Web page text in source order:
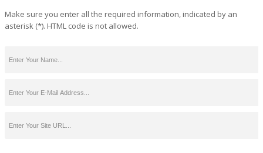
Make sure you enter all the required information, indicated by an
asterisk (*). HTML code is not allowed.